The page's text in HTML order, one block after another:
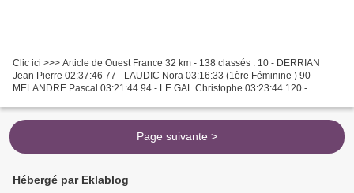
Clic ici >>> Article de Ouest France 32 km - 138 classés : 10 - DERRIAN
Jean Pierre 02:37:46 77 - LAUDIC Nora 03:16:33 (1ère Féminine ) 90 -
MELANDRE Pascal 03:21:44 94 - LE GAL Christophe 03:23:44 120 -
Page suivante >
Hébergé par Eklablog